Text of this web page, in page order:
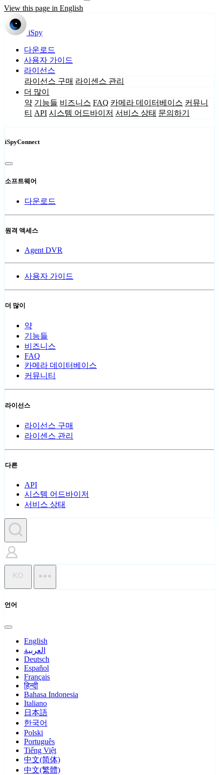
View this page in English
iSpy
다운로드
사용자 가이드
라이선스
라이선스 구매 라이센스 관리
더 많이
약 기능들 비즈니스 FAQ 카메라 데이터베이스 커뮤니
티 API 시스템 어드바이저 서비스 상태 문의하기
iSpyConnect
소프트웨어
다운로드
원격 액세스
Agent DVR
사용자 가이드
더 많이
약
기능들
비즈니스
FAQ
카메라 데이터베이스
커뮤니티
라이선스
라이선스 구매
라이센스 관리
다른
API
시스템 어드바이저
서비스 상태
KO
언어
English
العربية
Deutsch
Español
Français
हिन्दी
Bahasa Indonesia
Italiano
日本語
한국어
Polski
Português
Tiếng Việt
中文(简体)
中文(繁體)